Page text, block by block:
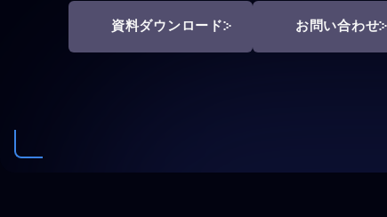
資料ダウンロード お問い合わせ